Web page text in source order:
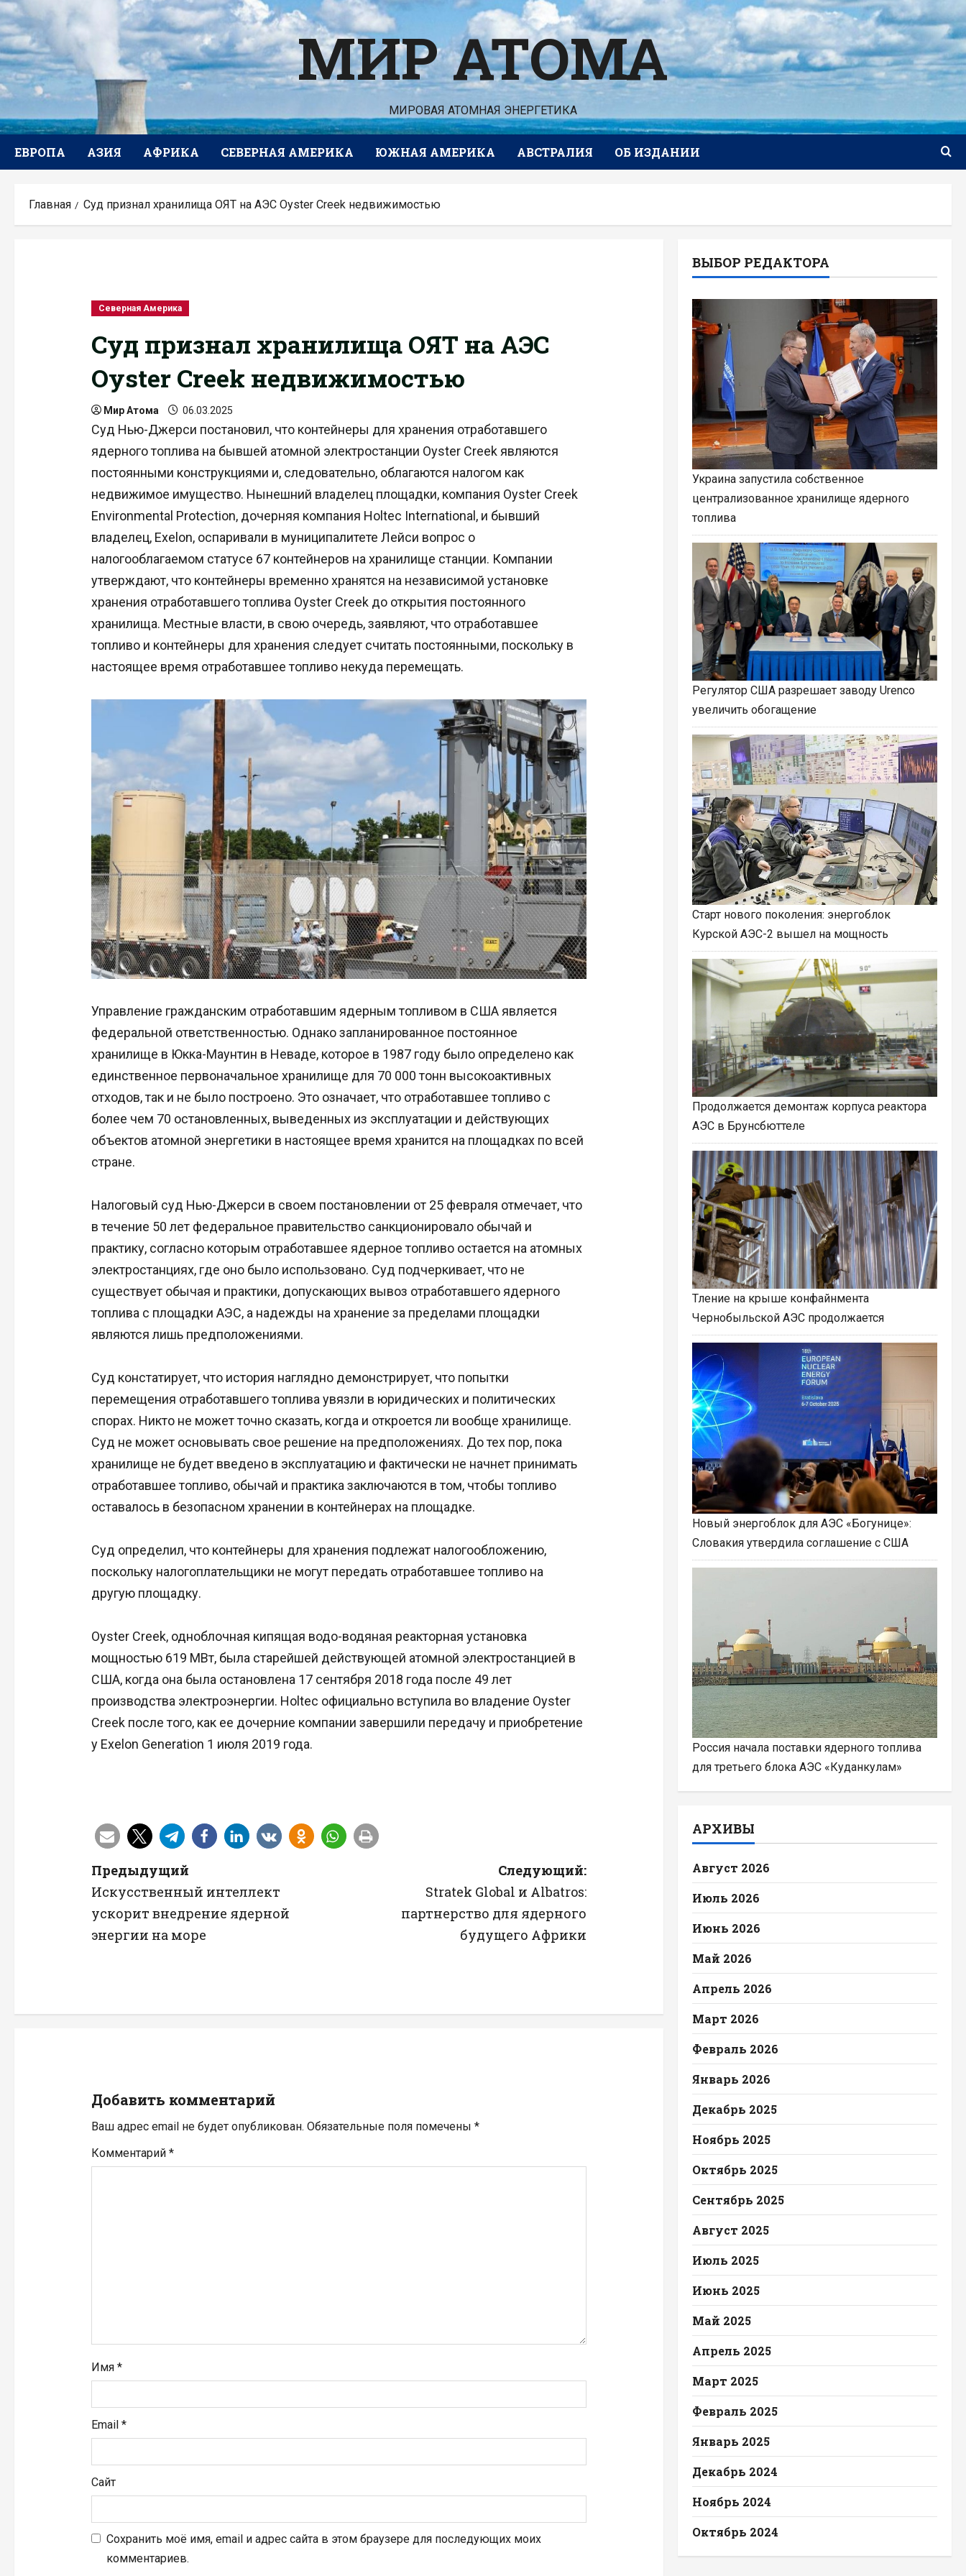
Перейти
к
содержимому
МИР АТОМА
МИРОВАЯ АТОМНАЯ ЭНЕРГЕТИКА
ЕВРОПА АЗИЯ АФРИКА СЕВЕРНАЯ АМЕРИКА ЮЖНАЯ АМЕРИКА АВСТРАЛИЯ ОБ ИЗДАНИИ
Главная Суд признал хранилища ОЯТ на АЭС Oyster Creek недвижимостью
Северная Америка
Суд признал хранилища ОЯТ на АЭС
Oyster Creek недвижимостью
Мир Атома 06.03.2025
Суд Нью-Джерси постановил, что контейнеры для хранения отработавшего
ядерного топлива на бывшей атомной электростанции Oyster Creek являются
постоянными конструкциями и, следовательно, облагаются налогом как
недвижимое имущество. Нынешний владелец площадки, компания Oyster Creek
Environmental Protection, дочерняя компания Holtec International, и бывший
владелец, Exelon, оспаривали в муниципалитете Лейси вопрос о
налогооблагаемом статусе 67 контейнеров на хранилище станции. Компании
утверждают, что контейнеры временно хранятся на независимой установке
хранения отработавшего топлива Oyster Creek до открытия постоянного
хранилища. Местные власти, в свою очередь, заявляют, что отработавшее
топливо и контейнеры для хранения следует считать постоянными, поскольку в
настоящее время отработавшее топливо некуда перемещать.
Управление гражданским отработавшим ядерным топливом в США является
федеральной ответственностью. Однако запланированное постоянное
хранилище в Юкка-Маунтин в Неваде, которое в 1987 году было определено как
единственное первоначальное хранилище для 70 000 тонн высокоактивных
отходов, так и не было построено. Это означает, что отработавшее топливо с
более чем 70 остановленных, выведенных из эксплуатации и действующих
объектов атомной энергетики в настоящее время хранится на площадках по всей
стране.
Налоговый суд Нью-Джерси в своем постановлении от 25 февраля отмечает, что
в течение 50 лет федеральное правительство санкционировало обычай и
практику, согласно которым отработавшее ядерное топливо остается на атомных
электростанциях, где оно было использовано. Суд подчеркивает, что не
существует обычая и практики, допускающих вывоз отработавшего ядерного
топлива с площадки АЭС, а надежды на хранение за пределами площадки
являются лишь предположениями.
Суд констатирует, что история наглядно демонстрирует, что попытки
перемещения отработавшего топлива увязли в юридических и политических
спорах. Никто не может точно сказать, когда и откроется ли вообще хранилище.
Суд не может основывать свое решение на предположениях. До тех пор, пока
хранилище не будет введено в эксплуатацию и фактически не начнет принимать
отработавшее топливо, обычай и практика заключаются в том, чтобы топливо
оставалось в безопасном хранении в контейнерах на площадке.
Суд определил, что контейнеры для хранения подлежат налогообложению,
поскольку налогоплательщики не могут передать отработавшее топливо на
другую площадку.
Oyster Creek, одноблочная кипящая водо-водяная реакторная установка
мощностью 619 МВт, была старейшей действующей атомной электростанцией в
США, когда она была остановлена 17 сентября 2018 года после 49 лет
производства электроэнергии. Holtec официально вступила во владение Oyster
Creek после того, как ее дочерние компании завершили передачу и приобретение
у Exelon Generation 1 июля 2019 года.
Н
а
в
а
я
п
о
я
м
Предыдущий
Искусственный интеллект
ускорит внедрение ядерной
энергии на море
Следующий:
Stratek Global и Albatros:
партнерство для ядерного
будущего Африки
Добавить комментарий
Ваш адрес email не будет опубликован. Обязательные поля помечены *
Комментарий *
Имя *
Email *
Сайт
Сохранить моё имя, email и адрес сайта в этом браузере для последующих моих
комментариев.
ВЫБОР РЕДАКТОРА
Украина запустила собственное
централизованное хранилище ядерного
топлива
Регулятор США разрешает заводу Urenco
увеличить обогащение
Старт нового поколения: энергоблок
Курской АЭС-2 вышел на мощность
Продолжается демонтаж корпуса реактора
АЭС в Брунсбюттеле
Тление на крыше конфайнмента
Чернобыльской АЭС продолжается
Новый энергоблок для АЭС «Богунице»:
Словакия утвердила соглашение с США
Россия начала поставки ядерного топлива
для третьего блока АЭС «Куданкулам»
АРХИВЫ
Август 2026
Июль 2026
Июнь 2026
Май 2026
Апрель 2026
Март 2026
Февраль 2026
Январь 2026
Декабрь 2025
Ноябрь 2025
Октябрь 2025
Сентябрь 2025
Август 2025
Июль 2025
Июнь 2025
Май 2025
Апрель 2025
Март 2025
Февраль 2025
Январь 2025
Декабрь 2024
Ноябрь 2024
Октябрь 2024